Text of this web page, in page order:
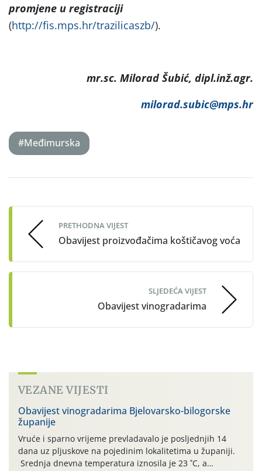
promjene u registraciji
(http://fis.mps.hr/trazilicaszb/).
mr.sc. Milorad Šubić, dipl.inž.agr.
milorad.subic@mps.hr
#Međimurska
navigation
PRETHODNA VIJEST
Obavijest proizvođačima koštičavog voća
SLJEDEĆA VIJEST
Obavijest vinogradarima
VEZANE VIJESTI
Obavijest vinogradarima Bjelovarsko-bilogorske
županije
Vruće i sparno vrijeme prevladavalo je posljednjih 14
dana uz pljuskove na pojedinim lokalitetima u županiji.
Srednja dnevna temperatura iznosila je 23 ˚C, a